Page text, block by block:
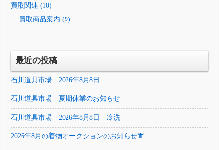
買取関連 (10)
買取商品案内 (9)
最近の投稿
石川道具市場 2026年8月8日
石川道具市場 夏期休業のお知らせ
石川道具市場 2026年8月8日 冷洗
2026年8月の着物オークションのお知らせ👘